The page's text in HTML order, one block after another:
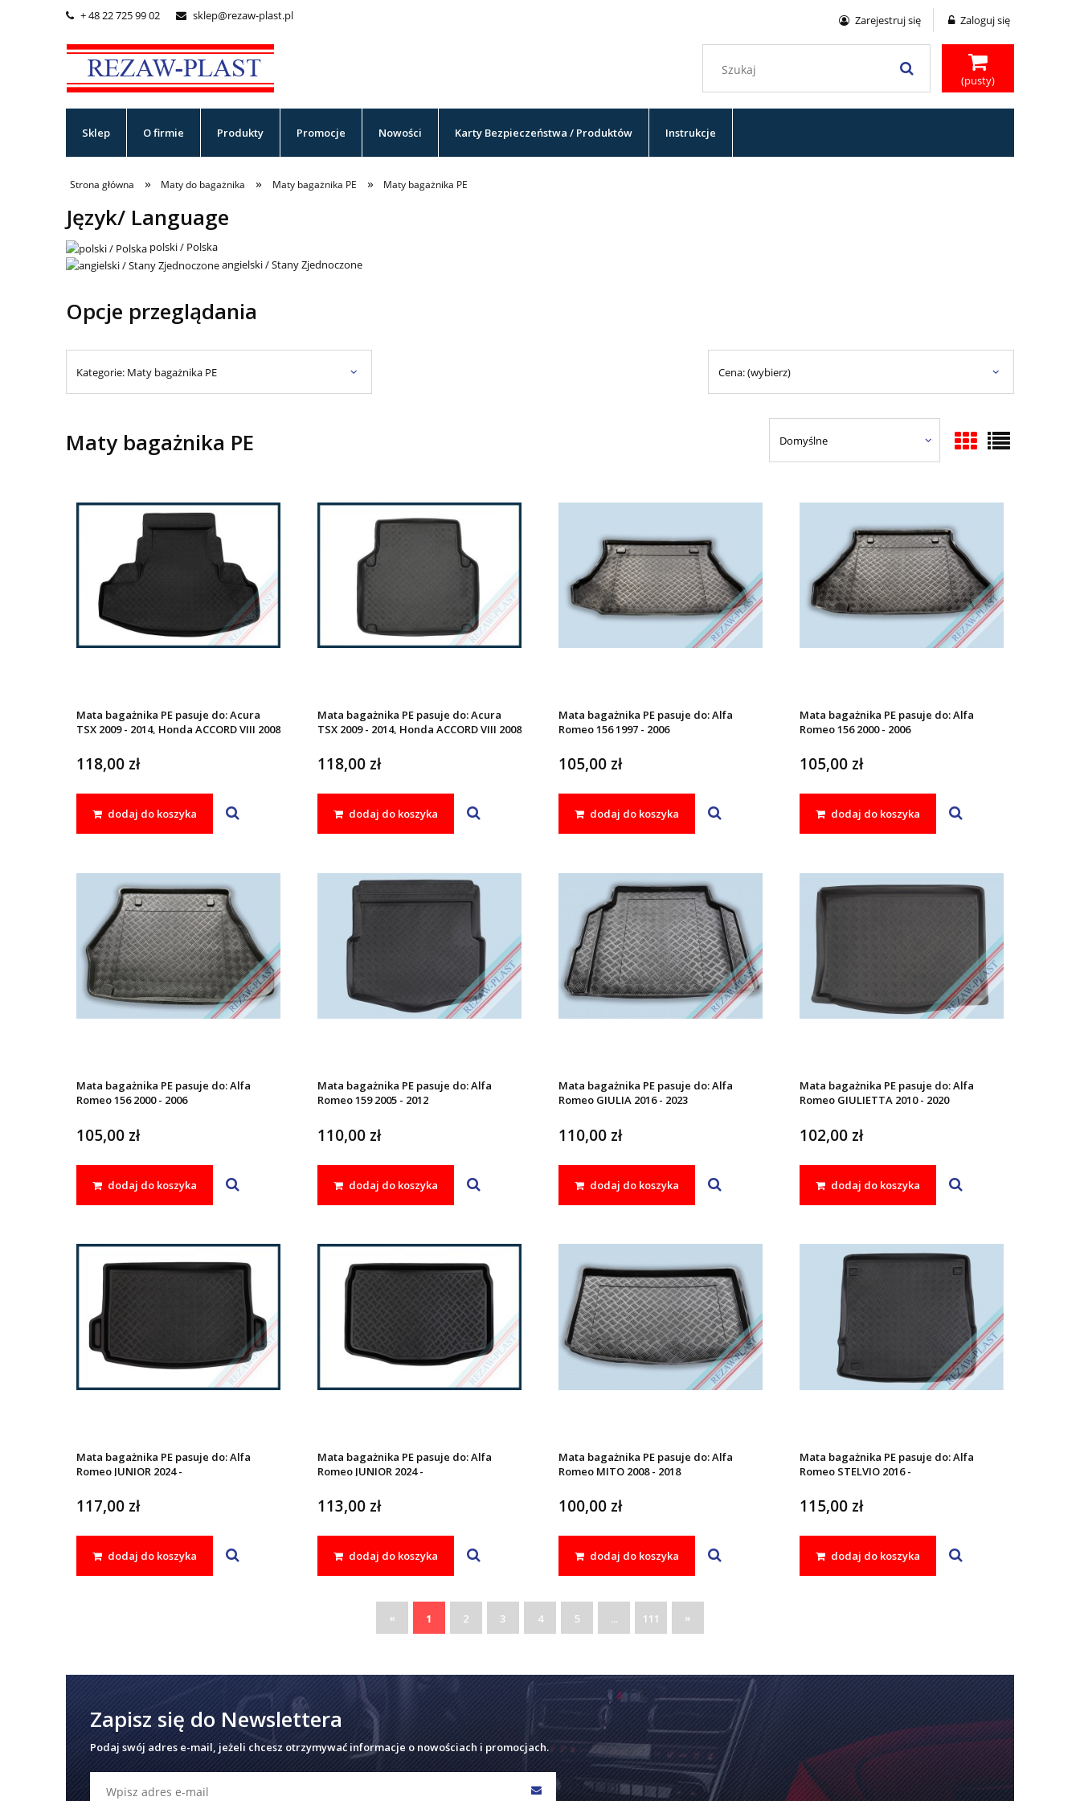
 + 48 22 725 99 02  sklep@rezaw-plast.pl Zarejestruj się Zaloguj się
(pusty)
Sklep O firmie Produkty Promocje Nowości Karty Bezpieczeństwa / Produktów Instrukcje
Strona główna » Maty do bagażnika » Maty bagażnika PE » Maty bagażnika PE
Język/ Language
polski / Polska
angielski / Stany Zjednoczone
Opcje przeglądania
Kategorie: Maty bagażnika PE Cena: (wybierz)
Maty bagażnika PE
Mata bagażnika PE pasuje do: Acura
TSX 2009 - 2014, Honda ACCORD VIII 2008
118,00 zł
dodaj do koszyka
Mata bagażnika PE pasuje do: Acura
TSX 2009 - 2014, Honda ACCORD VIII 2008
118,00 zł
dodaj do koszyka
Mata bagażnika PE pasuje do: Alfa
Romeo 156 1997 - 2006
105,00 zł
dodaj do koszyka
Mata bagażnika PE pasuje do: Alfa
Romeo 156 2000 - 2006
105,00 zł
dodaj do koszyka
Mata bagażnika PE pasuje do: Alfa
Romeo 156 2000 - 2006
105,00 zł
dodaj do koszyka
Mata bagażnika PE pasuje do: Alfa
Romeo 159 2005 - 2012
110,00 zł
dodaj do koszyka
Mata bagażnika PE pasuje do: Alfa
Romeo GIULIA 2016 - 2023
110,00 zł
dodaj do koszyka
Mata bagażnika PE pasuje do: Alfa
Romeo GIULIETTA 2010 - 2020
102,00 zł
dodaj do koszyka
Mata bagażnika PE pasuje do: Alfa
Romeo JUNIOR 2024 -
117,00 zł
dodaj do koszyka
Mata bagażnika PE pasuje do: Alfa
Romeo JUNIOR 2024 -
113,00 zł
dodaj do koszyka
Mata bagażnika PE pasuje do: Alfa
Romeo MITO 2008 - 2018
100,00 zł
dodaj do koszyka
Mata bagażnika PE pasuje do: Alfa
Romeo STELVIO 2016 -
115,00 zł
dodaj do koszyka
« 1 2 3 4 5 ... 111 »
Zapisz się do Newslettera
Podaj swój adres e-mail, jeżeli chcesz otrzymywać informacje o nowościach i promocjach.